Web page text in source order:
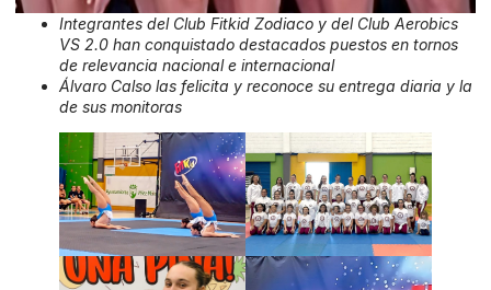
Integrantes del Club Fitkid Zodiaco y del Club Aerobics
VS 2.0 han conquistado destacados puestos en tornos
de relevancia nacional e internacional
Álvaro Calso las felicita y reconoce su entrega diaria y la
de sus monitoras